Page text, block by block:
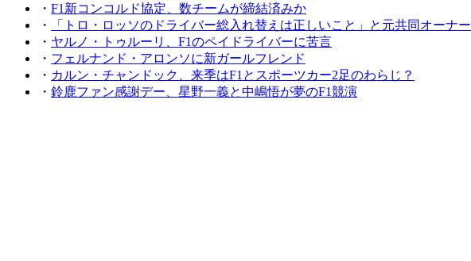
・ F1新コンコルド協定、数チームが締結済みか
・
「トロ・ロッソのドライバー総入れ替えは正しいこと」と元共同オーナー
・ ヤルノ・トゥルーリ、F1のペイドライバーに苦言
・ フェルナンド・アロンソに新ガールフレンド
・ カルン・チャンドック、来季はF1とスポーツカー2足のわらじ？
・ 鈴鹿ファン感謝デー、星野一義と中嶋悟が夢のF1競演